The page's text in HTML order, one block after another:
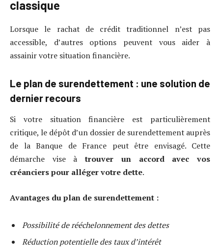
classique
Lorsque le rachat de crédit traditionnel n’est pas
accessible, d’autres options peuvent vous aider à
assainir votre situation financière.
Le plan de surendettement : une solution de
dernier recours
Si votre situation financière est particulièrement
critique, le dépôt d’un dossier de surendettement auprès
de la Banque de France peut être envisagé. Cette
démarche vise àtrouver un accord avec vos
créanciers pour alléger votre dette.
Avantages du plan de surendettement :
Possibilité de rééchelonnement des dettes
Réduction potentielle des taux d’intérêt